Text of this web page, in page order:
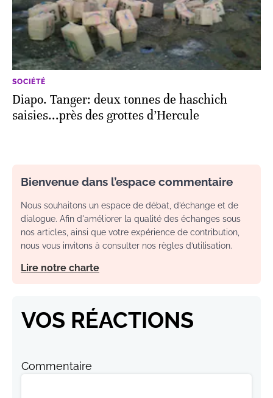
SOCIÉTÉ
Diapo. Tanger: deux tonnes de haschich
saisies...près des grottes d’Hercule
Bienvenue dans l’espace commentaire
Nous souhaitons un espace de débat, d’échange et de
dialogue. Afin d'améliorer la qualité des échanges sous
nos articles, ainsi que votre expérience de contribution,
nous vous invitons à consulter nos règles d’utilisation.
Lire notre charte
VOS RÉACTIONS
Commentaire